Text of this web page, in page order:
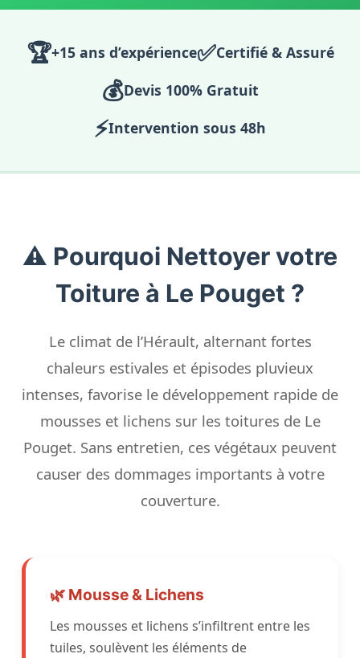
🏆+15 ans d’expérience✅Certifié & Assuré
💰Devis 100% Gratuit
⚡Intervention sous 48h
⚠️ Pourquoi Nettoyer votre
Toiture à Le Pouget ?
Le climat de l’Hérault, alternant fortes
chaleurs estivales et épisodes pluvieux
intenses, favorise le développement rapide de
mousses et lichens sur les toitures de Le
Pouget. Sans entretien, ces végétaux peuvent
causer des dommages importants à votre
couverture.
🌿 Mousse & Lichens
Les mousses et lichens s’infiltrent entre les
tuiles, soulèvent les éléments de